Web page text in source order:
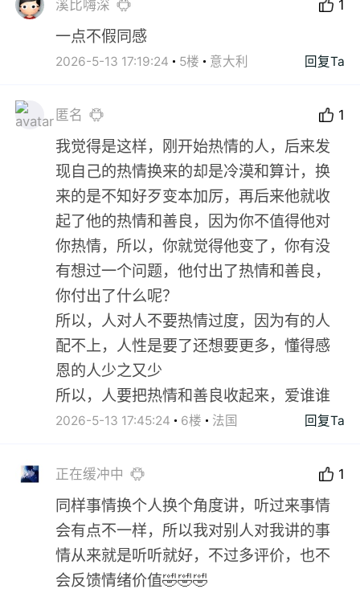
溪比嗨深 1
一点不假同感
2026-5-13 17:19:24 5楼 意大利 回复Ta
匿名 1
我觉得是这样，刚开始热情的人，后来发
现自己的热情换来的却是冷漠和算计，换
来的是不知好歹变本加厉，再后来他就收
起了他的热情和善良，因为你不值得他对
你热情，所以，你就觉得他变了，你有没
有想过一个问题，他付出了热情和善良，
你付出了什么呢？
所以，人对人不要热情过度，因为有的人
配不上，人性是要了还想要更多，懂得感
恩的人少之又少
所以，人要把热情和善良收起来，爱谁谁
2026-5-13 17:45:24 6楼 法国 回复Ta
正在缓冲中 1
同样事情换个人换个角度讲，听过来事情
会有点不一样，所以我对别人对我讲的事
情从来就是听听就好，不过多评价，也不
会反馈情绪价值🤣🤣🤣